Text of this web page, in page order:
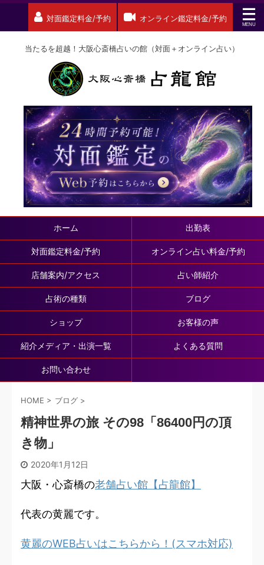
対面鑑定料金/予約 オンライン鑑定料金/予約
当たるを超越！大阪心斎橋占いの館（対面＋オンライン占い）
ホーム 出勤表
対面鑑定料金/予約 オンライン占い料金/予約
店舗案内/アクセス 占い師紹介
占術の種類 ブログ
ショップ お客様の声
紹介メディア・出演一覧 よくある質問
お問い合わせ
HOME > ブログ >
精神世界の旅 その98「86400円の頂
き物」
2020年1月12日
大阪・心斎橋の老舗占い館【占龍館】
代表の黄麗です。
黄麗のWEB占いはこちらから！(スマホ対応)